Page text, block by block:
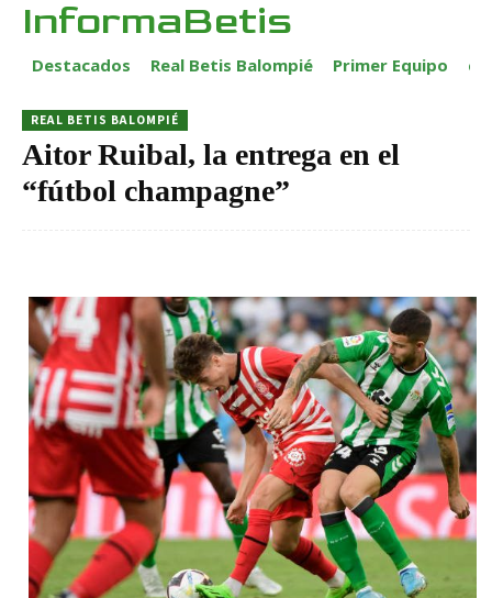
InformaBetis
Destacados Real Betis Balompié Primer Equipo
REAL BETIS BALOMPIÉ
Aitor Ruibal, la entrega en el
“fútbol champagne”